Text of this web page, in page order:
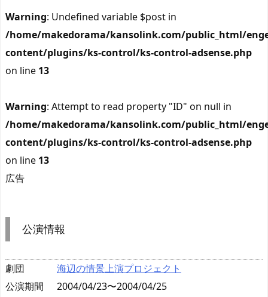
Warning: Undefined variable $post in
/home/makedorama/kansolink.com/public_html/
content/plugins/ks-control/ks-control-adsense.php
on line 13
Warning: Attempt to read property "ID" on null in
/home/makedorama/kansolink.com/public_html/
content/plugins/ks-control/ks-control-adsense.php
on line 13
広告
公演情報
劇団
海辺の情景上演プロジェクト
公演期間
2004/04/23〜2004/04/25